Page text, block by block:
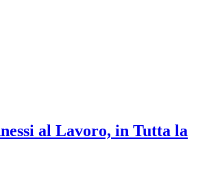
al Lavoro, in Tutta la